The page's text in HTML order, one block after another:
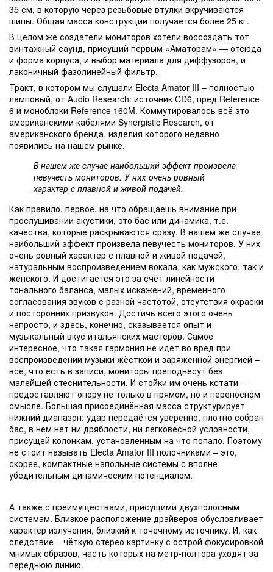
35 см, в которую через резьбовые втулки вкручиваются
шипы. Общая масса конструкции получается более 25 кг.
В целом же создатели мониторов хотели воссоздать тот
винтажный саунд, присущий первым «Аматорам» — отсюда
и форма корпуса, и выбор материала для диффузоров, и
лаконичный фазолинейный фильтр.
Тракт, в котором мы слушали Electa Amator III – полностью
ламповый, от Audio Research: источник CD6, пред Reference
6 и моноблоки Reference 160M. Коммутировалось всё это
американскими кабелями Synergistic Research, от
американского бренда, изделия которого недавно
появились на нашем рынке.
В нашем же случае наибольший эффект произвела
певучесть мониторов. У них очень ровный
характер с плавной и живой подачей.
Как правило, первое, на что обращаешь внимание при
прослушивании акустики, это бас или динамика, т.е.
качества, которые раскрываются сразу. В нашем же случае
наибольший эффект произвела певучесть мониторов. У них
очень ровный характер с плавной и живой подачей,
натуральным воспроизведением вокала, как мужского, так и
женского. И достигается это за счёт линейности
тонального баланса, малых искажений, временного
согласования звуков с разной частотой, отсутствия окраски
и посторонних призвуков. Достичь всего этого очень
непросто, и здесь, конечно, сказывается опыт и
музыкальный вкус итальянских мастеров. Самое
интересное, что такая гармония не идёт во вред при
воспроизведении музыки жёсткой и заряженной энергией –
всё, что есть в записи, мониторы преподнесут без
малейшей стеснительности. И стойки им очень кстати –
предоставляют опору не только в прямом, но и переносном
смысле. Большая присоединённая масса структурирует
нижний диапазон: удар передаётся уверенно, плотно собран
бас, в нём нет ни дряблости, ни легковесной условности,
присущей колонкам, установленным на что попало. Поэтому
не стоит называть Electa Amator III полочниками – это,
скорее, компактные напольные системы с вполне
убедительным динамическим потенциалом.
А также с преимуществами, присущими двухполосным
системам. Близкое расположение драйверов обусловливает
характер излучения, близкий к точечному источнику. И, как
следствие – чёткую стерео картинку с острой фокусировкой
мнимых образов, часть которых на метр-полтора уходят за
переднюю линию.